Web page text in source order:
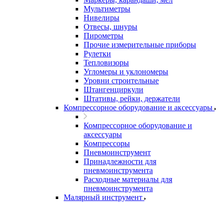
Мультиметры
Нивелиры
Отвесы, шнуры
Пирометры
Прочие измерительные приборы
Рулетки
Тепловизоры
Угломеры и уклономеры
Уровни строительные
Штангенциркули
Штативы, рейки, держатели
Компрессорное оборудование и аксессуары
Компрессорное оборудование и
аксессуары
Компрессоры
Пневмоинструмент
Принадлежности для
пневмоинструмента
Расходные материалы для
пневмоинструмента
Малярный инструмент